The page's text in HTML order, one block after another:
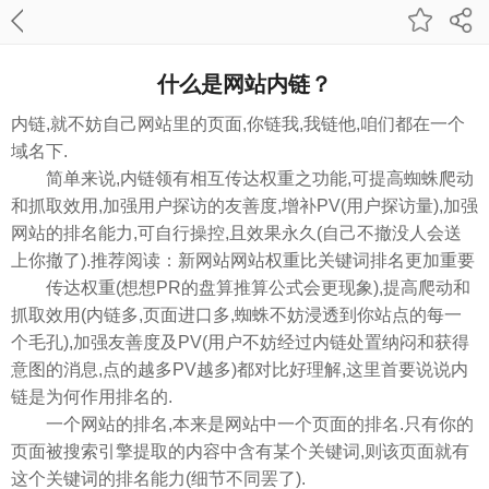
什么是网站内链？
内链,就不妨自己网站里的页面,你链我,我链他,咱们都在一个
域名下.
简单来说,内链领有相互传达权重之功能,可提高蜘蛛爬动
和抓取效用,加强用户探访的友善度,增补PV(用户探访量),加强
网站的排名能力,可自行操控,且效果永久(自己不撤没人会送
上你撤了).推荐阅读：新网站网站权重比关键词排名更加重要
传达权重(想想PR的盘算推算公式会更现象),提高爬动和
抓取效用(内链多,页面进口多,蜘蛛不妨浸透到你站点的每一
个毛孔),加强友善度及PV(用户不妨经过内链处置纳闷和获得
意图的消息,点的越多PV越多)都对比好理解,这里首要说说内
链是为何作用排名的.
一个网站的排名,本来是网站中一个页面的排名.只有你的
页面被搜索引擎提取的内容中含有某个关键词,则该页面就有
这个关键词的排名能力(细节不同罢了).